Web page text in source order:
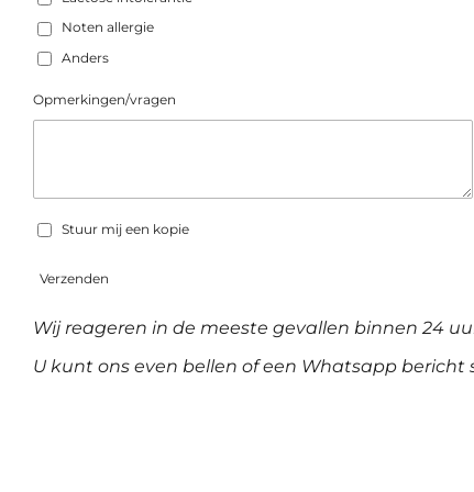
Noten allergie
Anders
Opmerkingen/vragen
Stuur mij een kopie
Verzenden
Wij reageren in de meeste gevallen binnen 24
U kunt ons even bellen of een Whatsapp bericht